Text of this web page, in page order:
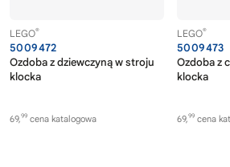
LEGO®
5009472
Ozdoba z dziewczyną w stroju
klocka
69,99 cena katalogowa
LEGO®
5009473
Ozdoba z
klocka
69,99 cena